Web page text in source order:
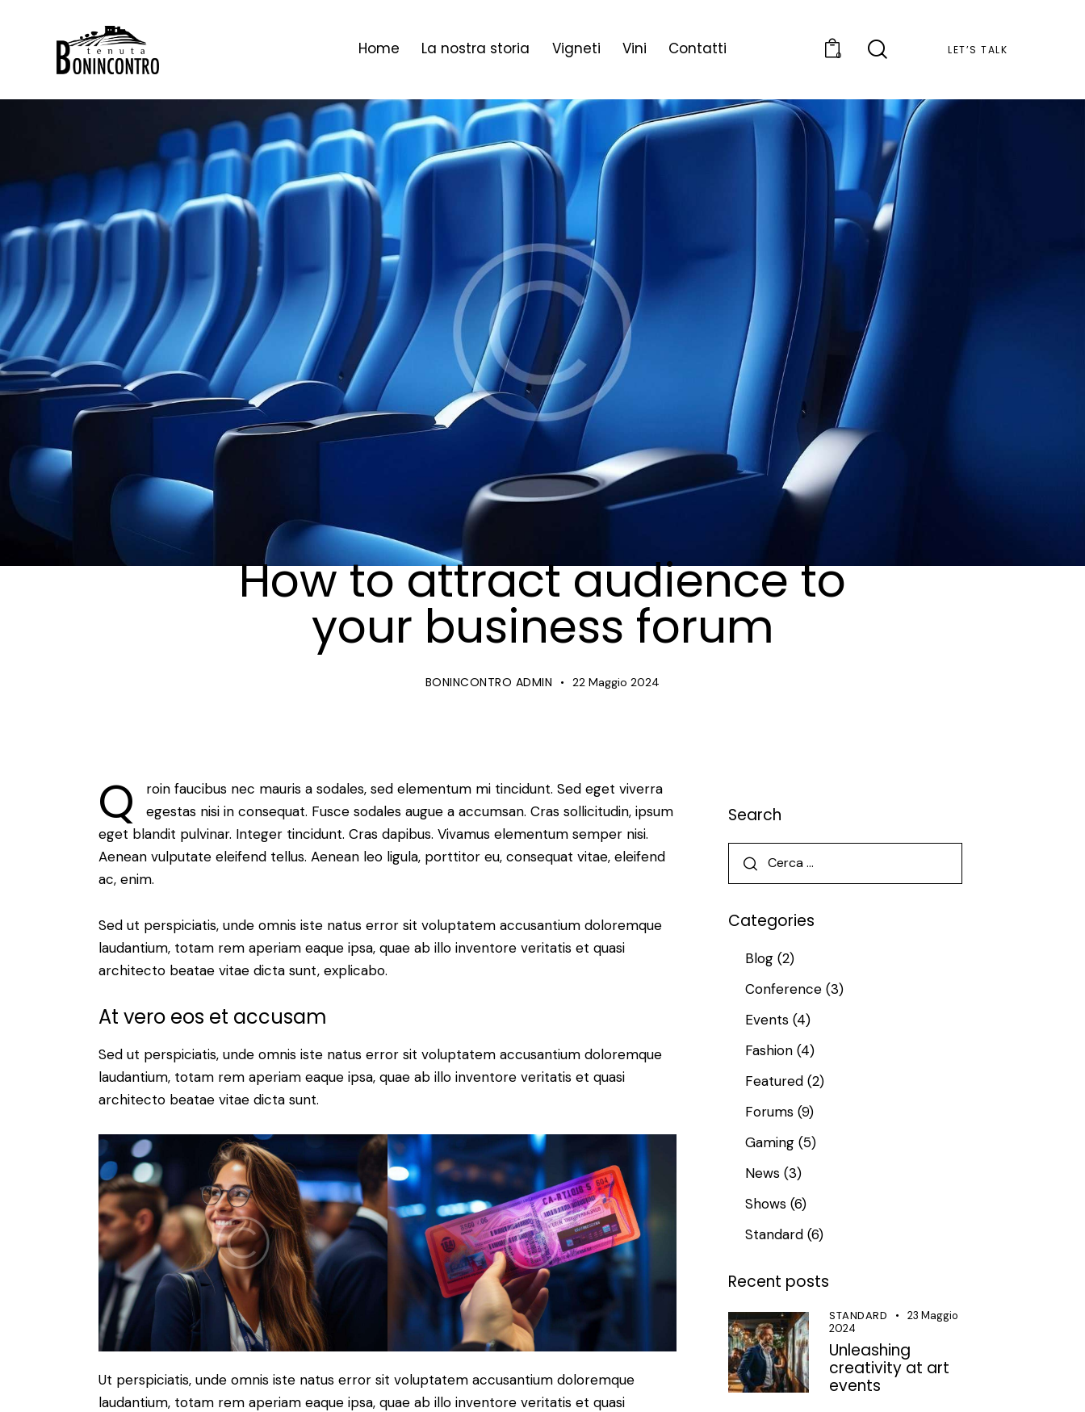
Home La nostra storia Vigneti Vini Contatti 0 LET’S TALK
How to attract audience to
your business forum
BONINCONTRO ADMIN 22 Maggio 2024
Q
roin faucibus nec mauris a sodales, sed elementum mi tincidunt. Sed eget viverra
egestas nisi in consequat. Fusce sodales augue a accumsan. Cras sollicitudin, ipsum
eget blandit pulvinar. Integer tincidunt. Cras dapibus. Vivamus elementum semper nisi.
Aenean vulputate eleifend tellus. Aenean leo ligula, porttitor eu, consequat vitae, eleifend
ac, enim.
Sed ut perspiciatis, unde omnis iste natus error sit voluptatem accusantium doloremque
laudantium, totam rem aperiam eaque ipsa, quae ab illo inventore veritatis et quasi
architecto beatae vitae dicta sunt, explicabo.
At vero eos et accusam
Sed ut perspiciatis, unde omnis iste natus error sit voluptatem accusantium doloremque
laudantium, totam rem aperiam eaque ipsa, quae ab illo inventore veritatis et quasi
architecto beatae vitae dicta sunt.
Ut perspiciatis, unde omnis iste natus error sit voluptatem accusantium doloremque
laudantium, totam rem aperiam eaque ipsa, quae ab illo inventore veritatis et quasi
Search
Categories
Blog(2)
Conference(3)
Events(4)
Fashion(4)
Featured(2)
Forums(9)
Gaming(5)
News(3)
Shows(6)
Standard(6)
Recent posts
STANDARD
23 Maggio
2024
Unleashing
creativity at art
events